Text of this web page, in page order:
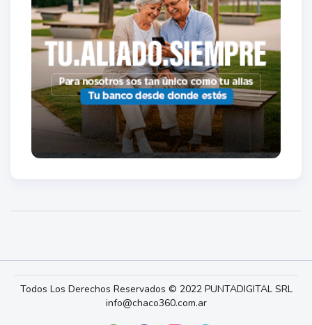
Todos Los Derechos Reservados © 2022 PUNTADIGITAL SRL
info@chaco360.com.ar